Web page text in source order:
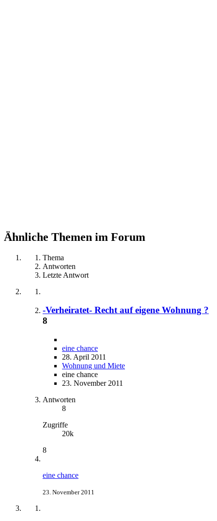
Ähnliche Themen im Forum
Thema
Antworten
Letzte Antwort
-Verheiratet- Recht auf eigene Wohnung ?
8
eine chance
28. April 2011
Wohnung und Miete
eine chance
23. November 2011
Antworten
8
Zugriffe
20k
8
eine chance
23. November 2011